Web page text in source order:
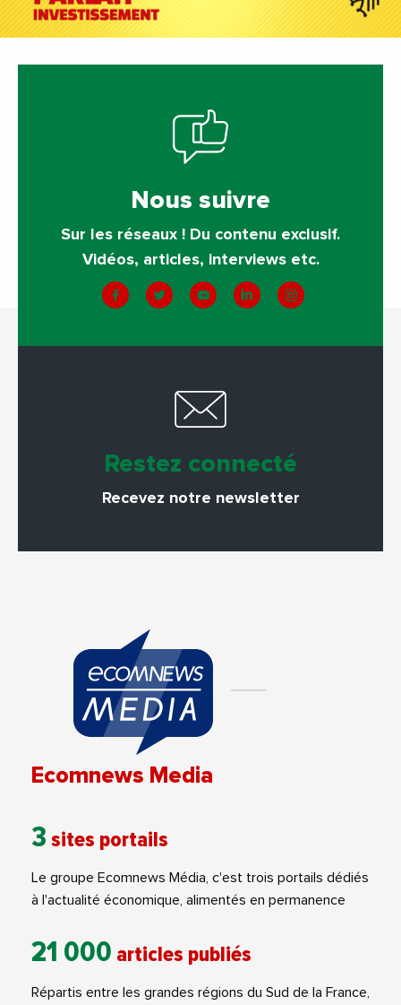
Nous suivre
Sur les réseaux ! Du contenu exclusif.
Vidéos, articles, interviews etc.
Restez connecté
Recevez notre newsletter
Ecomnews Media
3 sites portails
Le groupe Ecomnews Média, c'est trois portails dédiés
à l'actualité économique, alimentés en permanence
21 000 articles publiés
Répartis entre les grandes régions du Sud de la France,